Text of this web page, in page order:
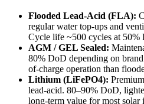
Flooded Lead-Acid (FLA):
regular water top-ups and
Cycle life ~500 cycles at 50%
AGM / GEL Sealed:
80% DoD depending on
of-charge operation than
Lithium (LiFePO4):
lead-acid. 80–90% DoD,
long-term value for most solar